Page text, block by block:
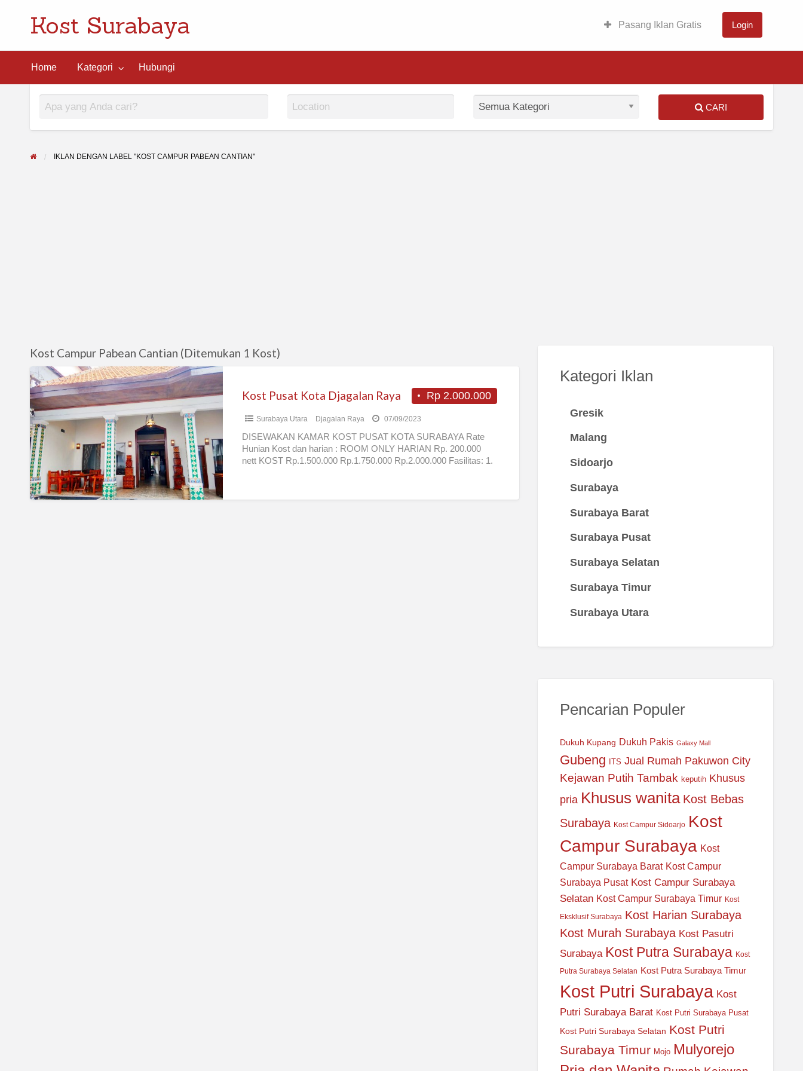
Kost Surabaya Pasang Iklan Gratis Login
Home Kategori Hubungi
CARI
IKLAN DENGAN LABEL "KOST CAMPUR PABEAN CANTIAN"
Kost Campur Pabean Cantian (Ditemukan 1 Kost)
Kost
Pusat
Kota
Djagalan
Raya
Rp 2.000.000
Kost Pusat Kota Djagalan Raya
Surabaya Utara Djagalan Raya 07/09/2023
DISEWAKAN KAMAR KOST PUSAT KOTA SURABAYA Rate
Hunian Kost dan harian : ROOM ONLY HARIAN Rp. 200.000
nett KOST Rp.1.500.000 Rp.1.750.000 Rp.2.000.000 Fasilitas: 1.
Kategori Iklan
Gresik
Malang
Sidoarjo
Surabaya
Surabaya Barat
Surabaya Pusat
Surabaya Selatan
Surabaya Timur
Surabaya Utara
Pencarian Populer
Dukuh Kupang Dukuh Pakis Galaxy Mall
Gubeng ITS Jual Rumah Pakuwon City
Kejawan Putih Tambak keputih Khusus
pria Khusus wanita Kost Bebas
Surabaya Kost Campur Sidoarjo Kost
Campur Surabaya Kost
Campur Surabaya Barat Kost Campur
Surabaya Pusat Kost Campur Surabaya
Selatan Kost Campur Surabaya Timur Kost
Eksklusif Surabaya Kost Harian Surabaya
Kost Murah Surabaya Kost Pasutri
Surabaya Kost Putra Surabaya Kost
Putra Surabaya Selatan Kost Putra Surabaya Timur
Kost Putri Surabaya Kost
Putri Surabaya Barat Kost Putri Surabaya Pusat
Kost Putri Surabaya Selatan Kost Putri
Surabaya Timur Mojo Mulyorejo